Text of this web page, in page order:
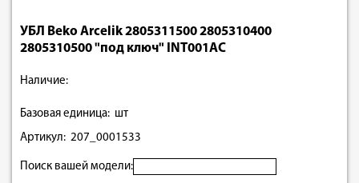
УБЛ Beko Arcelik 2805311500 2805310400
2805310500 "под ключ" INT001AC
Наличие:
Базовая единица: шт
Артикул: 207_0001533
Поиск вашей модели: